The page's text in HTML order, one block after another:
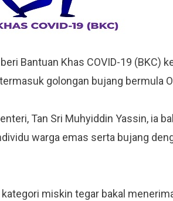
Bantuan Khas COVID-19 (BKC)
golongan bujang bermula
Tan Sri Muhyiddin Yassin, ia
warga emas serta bujang
miskin tegar bakal